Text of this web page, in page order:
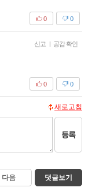
0
0
신고 공감 확인
0
0
새로고침
등록
다음 댓글보기